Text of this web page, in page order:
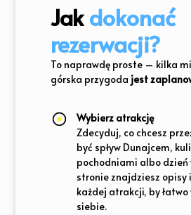
Jakdokonać
rezerwacji?
To naprawdę proste – kilka
górska przygoda jest
Wybierz atrakcję
Zdecyduj, co chcesz
być spływ Dunajcem,
pochodniami albo dzień
stronie znajdziesz opisy
każdej atrakcji, by
siebie.